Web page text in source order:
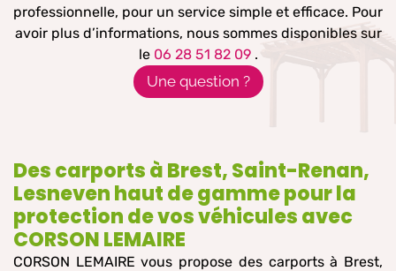
professionnelle, pour un service simple et efficace. Pour
avoir plus d’informations, nous sommes disponibles sur
le 06 28 51 82 09.
Une question ?
Des carports à Brest, Saint-Renan,
Lesneven haut de gamme pour la
protection de vos véhicules avec
CORSON LEMAIRE
CORSON LEMAIRE vous propose des carports à Brest,